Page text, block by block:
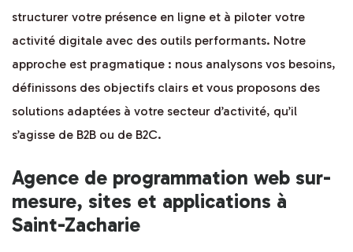
structurer votre présence en ligne et à piloter votre
activité digitale avec des outils performants. Notre
approche est pragmatique : nous analysons vos besoins,
définissons des objectifs clairs et vous proposons des
solutions adaptées à votre secteur d’activité, qu’il
s’agisse de B2B ou de B2C.
Agence de programmation web sur-
mesure, sites et applications à
Saint-Zacharie